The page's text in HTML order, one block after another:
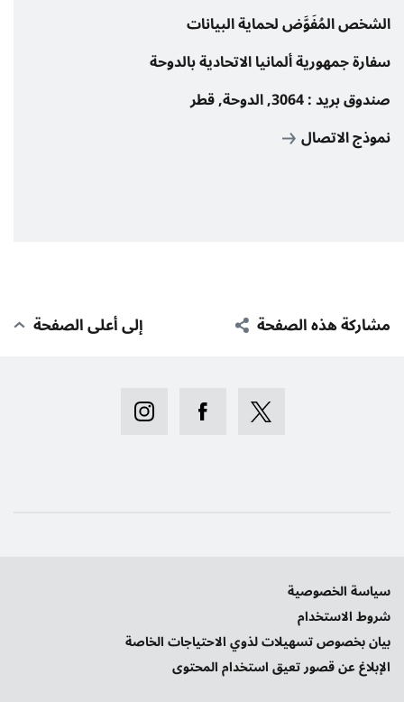
الشخص المُفَوَّض لحماية البيانات
سفارة جمهورية ألمانيا الاتحادية بالدوحة
صندوق بريد : 3064, الدوحة, قطر
نموذج الاتصال
مشاركة هذه الصفحة إلى أعلى الصفحة
سياسة الخصوصية
شروط الاستخدام
بيان بخصوص تسهيلات لذوي الاحتياجات الخاصة
الإبلاغ عن قصور تعيق استخدام المحتوى